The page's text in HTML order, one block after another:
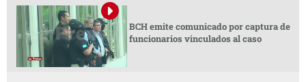
BCH emite comunicado por captura de
funcionarios vinculados al caso